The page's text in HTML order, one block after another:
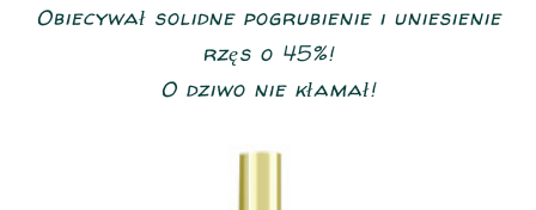
Obiecywał solidne pogrubienie i uniesienie
rzęs o 45%!
O dziwo nie kłamał!